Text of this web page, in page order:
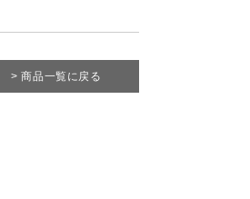
> 商品一覧に戻る